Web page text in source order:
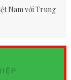
Nam với Trung